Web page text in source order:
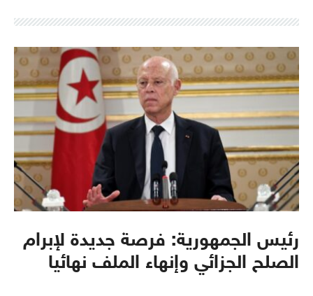
رئيس الجمهورية: فرصة جديدة لإبرام
الصلح الجزائي وإنهاء الملف نهائيا